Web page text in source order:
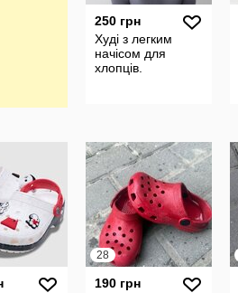
250 грн
Худі з легким
начісом для
хлопців.
28
190 грн